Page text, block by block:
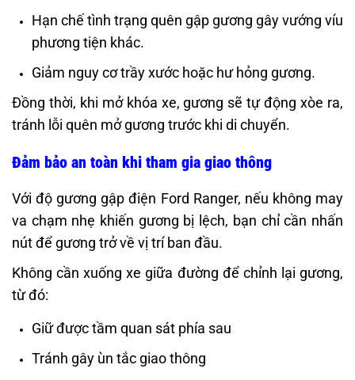
Hạn chế tình trạng quên gập gương gây vướng víu
phương tiện khác.
Giảm nguy cơ trầy xước hoặc hư hỏng gương.
Đồng thời, khi mở khóa xe, gương sẽ tự động xòe ra,
tránh lỗi quên mở gương trước khi di chuyển.
Đảm bảo an toàn khi tham gia giao thông
Với độ gương gập điện Ford Ranger, nếu không may
va chạm nhẹ khiến gương bị lệch, bạn chỉ cần nhấn
nút để gương trở về vị trí ban đầu.
Không cần xuống xe giữa đường để chỉnh lại gương,
từ đó:
Giữ được tầm quan sát phía sau
Tránh gây ùn tắc giao thông